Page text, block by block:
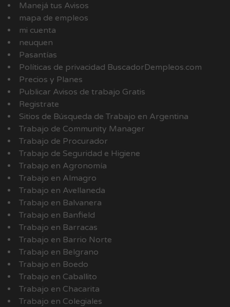
Manejá tus Avisos
mapa de empleos
mi cuenta
neuquen
Pasantías
Políticas de privacidad BuscadorDempleos.com
Precios y Planes
Publicar Avisos de trabajo Gratis
Registrate
Sitios de Búsqueda de Trabajo en Argentina
Trabajo de Community Manager
Trabajo de Procurador
Trabajo de Seguridad e Higiene
Trabajo en Agronomía
Trabajo en Almagro
Trabajo en Avellaneda
Trabajo en Balvanera
Trabajo en Banfield
Trabajo en Barracas
Trabajo en Barrio Norte
Trabajo en Belgrano
Trabajo en Boedo
Trabajo en Caballito
Trabajo en Chacarita
Trabajo en Colegiales